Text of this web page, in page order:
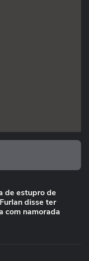
de estupro de
disse ter
com namorada